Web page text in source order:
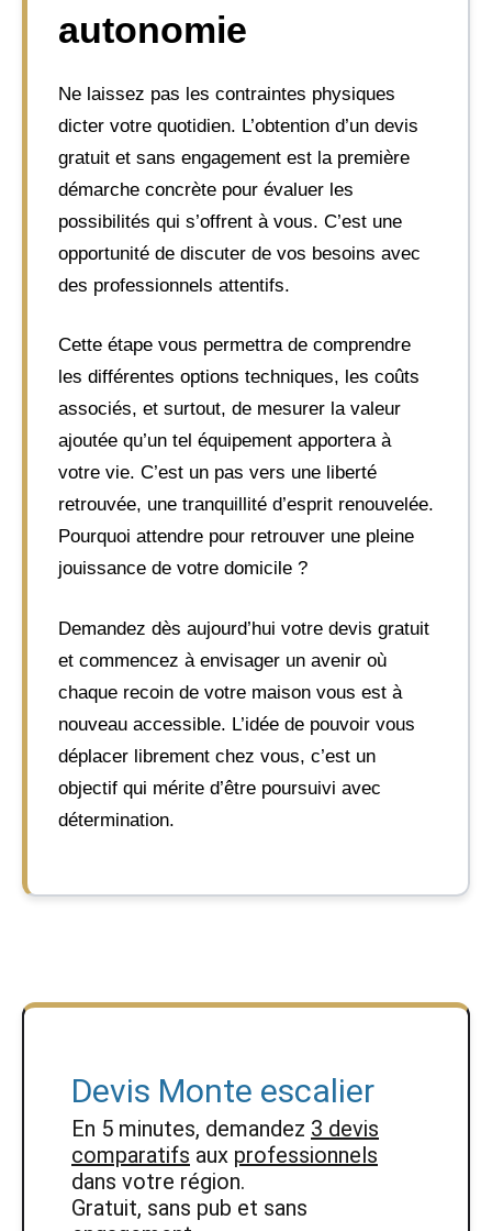
autonomie
Ne laissez pas les contraintes physiques
dicter votre quotidien. L’obtention d’un devis
gratuit et sans engagement est la première
démarche concrète pour évaluer les
possibilités qui s’offrent à vous. C’est une
opportunité de discuter de vos besoins avec
des professionnels attentifs.
Cette étape vous permettra de comprendre
les différentes options techniques, les coûts
associés, et surtout, de mesurer la valeur
ajoutée qu’un tel équipement apportera à
votre vie. C’est un pas vers une liberté
retrouvée, une tranquillité d’esprit renouvelée.
Pourquoi attendre pour retrouver une pleine
jouissance de votre domicile ?
Demandez dès aujourd’hui votre devis gratuit
et commencez à envisager un avenir où
chaque recoin de votre maison vous est à
nouveau accessible. L’idée de pouvoir vous
déplacer librement chez vous, c’est un
objectif qui mérite d’être poursuivi avec
détermination.
Devis Monte escalier
En 5 minutes, demandez 3 devis
comparatifs aux professionnels
dans votre région.
Gratuit, sans pub et sans